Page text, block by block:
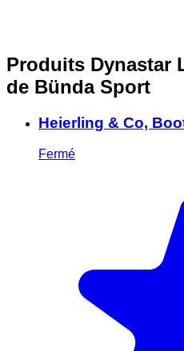
Produits Dynastar
de Bünda Sport
Heierling & Co,
Fermé